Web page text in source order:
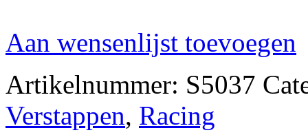
Aan wensenlijst toevoegen
Artikelnummer: S5037
Verstappen, Racing